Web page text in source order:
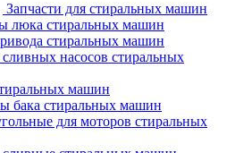
Запчасти для стиральных машин
люка стиральных машин
стиральных машин
насосов стиральных
машин
бака стиральных машин
для моторов стиральных